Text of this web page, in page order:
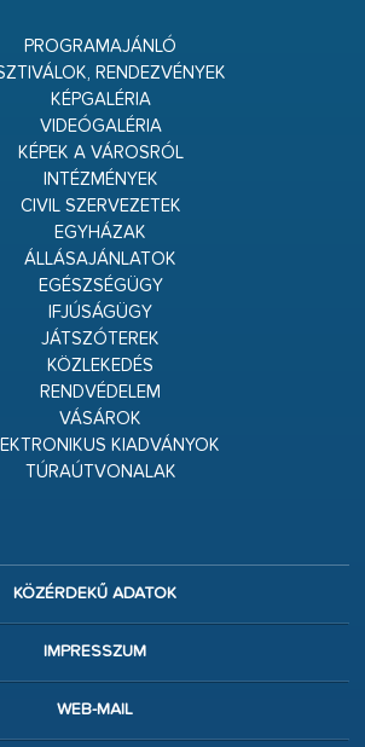
PROGRAMAJÁNLÓ
RENDEZVÉNYEK
KÉPGALÉRIA
VIDEÓGALÉRIA
KÉPEK A VÁROSRÓL
INTÉZMÉNYEK
CIVIL SZERVEZETEK
EGYHÁZAK
ÁLLÁSAJÁNLATOK
EGÉSZSÉGÜGY
IFJÚSÁGÜGY
JÁTSZÓTEREK
KÖZLEKEDÉS
RENDVÉDELEM
VÁSÁROK
KIADVÁNYOK
TÚRAÚTVONALAK
KÖZÉRDEKŰ ADATOK
IMPRESSZUM
WEB-MAIL